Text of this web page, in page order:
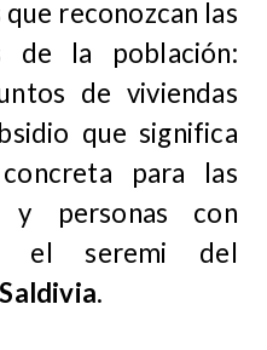
reconozcan las
de la población:
de viviendas
que significa
para las
y personas con
el seremi del
.